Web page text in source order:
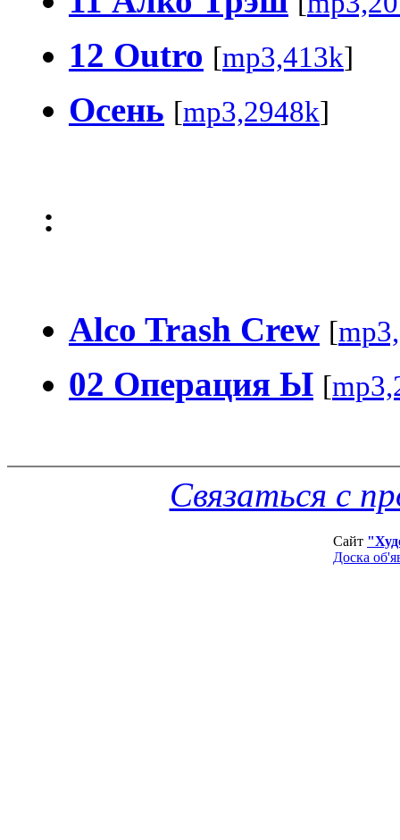
12 Outro [mp3,413k]
Осень [mp3,2948k]
:
Alco Trash Crew [
02 Операция Ы [
Связаться с
Сайт
Доска